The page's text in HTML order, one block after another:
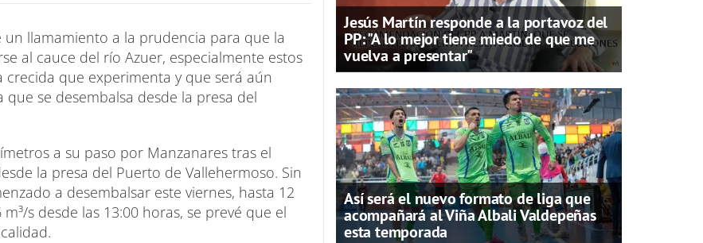
un llamamiento a la prudencia para que la
al cauce del río Azuer, especialmente estos
que experimenta y que será aún
se desembalsa desde la presa del
a su paso por Manzanares tras el
la presa del Puerto de Vallehermoso. Sin
a desembalsar este viernes, hasta 12
s desde las 13:00 horas, se prevé que el
Jesús Martín responde a la portavoz del
PP: "A lo mejor tiene miedo de que me
vuelva a presentar"
Así será el nuevo formato de liga que
acompañará al Viña Albali Valdepeñas
esta temporada